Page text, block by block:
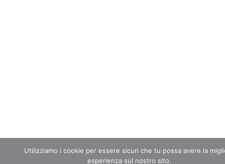
Utilizziamo i cookie per essere sicuri che tu possa avere la
esperienza sul nostro sito.